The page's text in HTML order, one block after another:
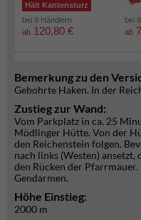
Hält Kantensturz
bei 9 Händlern
ab 120,80 €
bei
ab
Bemerkung zu den
Gebohrte Haken. In der
Zustieg zur Wand:
Vom Parkplatz in ca. 25
Mödlinger Hütte. Von der
den Reichenstein folgen.
nach links (Westen) ansetzt,
den Rücken der
Gendarmen.
Höhe Einstieg:
2000 m